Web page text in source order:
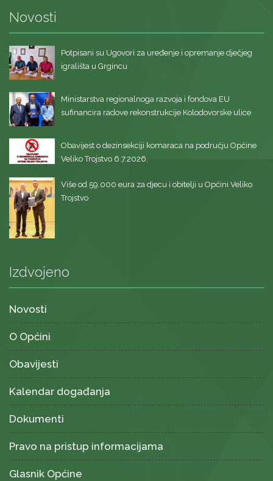
Novosti
Potpisani su Ugovori za uređenje i opremanje dječjeg
igrališta u Grgincu
Ministarstva regionalnoga razvoja i fondova EU
sufinancira radove rekonstrukcije Kolodovorske ulice
Obavijest o dezinsekciji komaraca na području Općine
Veliko Trojstvo 6.7.2026.
Više od 59.000 eura za djecu i obitelji u Općini Veliko
Trojstvo
Izdvojeno
Novosti
O Općini
Obavijesti
Kalendar događanja
Dokumenti
Pravo na pristup informacijama
Glasnik Općine